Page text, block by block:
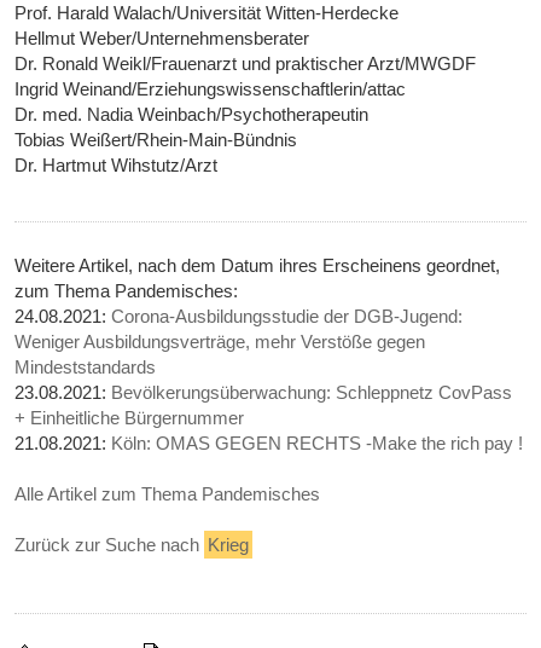
Prof. Harald Walach/Universität Witten-Herdecke
Hellmut Weber/Unternehmensberater
Dr. Ronald Weikl/Frauenarzt und praktischer Arzt/MWGDF
Ingrid Weinand/Erziehungswissenschaftlerin/attac
Dr. med. Nadia Weinbach/Psychotherapeutin
Tobias Weißert/Rhein-Main-Bündnis
Dr. Hartmut Wihstutz/Arzt
Weitere Artikel, nach dem Datum ihres Erscheinens geordnet,
zum Thema Pandemisches:
24.08.2021:Corona-Ausbildungsstudie der DGB-Jugend:
Weniger Ausbildungsverträge, mehr Verstöße gegen
Mindeststandards
23.08.2021: Bevölkerungsüberwachung: Schleppnetz CovPass
+ Einheitliche Bürgernummer
21.08.2021: Köln: OMAS GEGEN RECHTS -Make the rich pay !
Alle Artikel zum Thema Pandemisches
Zurück zur Suche nach Krieg